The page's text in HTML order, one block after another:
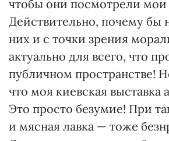
чтобы они посмотрели мои
Действительно, почему бы
них и с точки зрения
актуально для всего, что
публичном пространстве!
что моя киевская выставка
Это просто безумие! При
и мясная лавка — тоже